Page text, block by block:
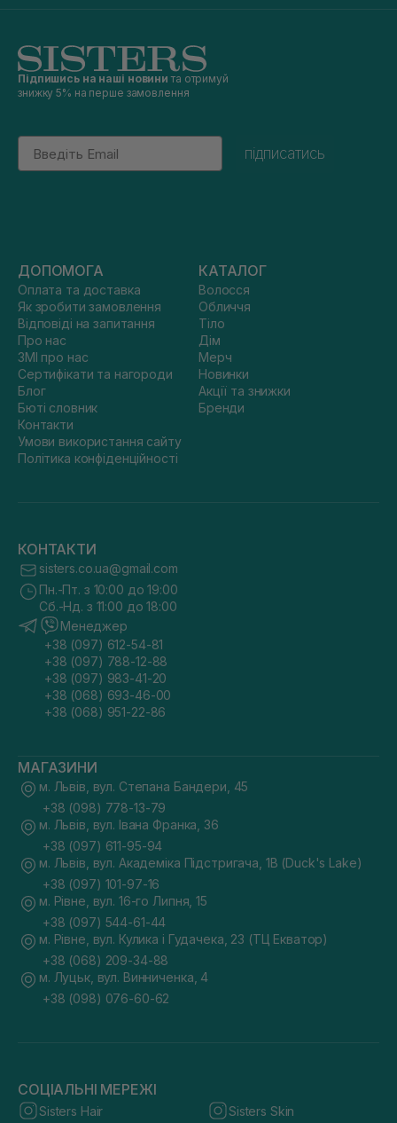
Підпишись на наші новини та отримуй
знижку 5% на перше замовлення
Email
підписатись
ДОПОМОГА
Оплата та доставка
Як зробити замовлення
Відповіді на запитання
Про нас
ЗМІ про нас
Сертифікати та нагороди
Блог
Бюті словник
Контакти
Умови використання сайту
Політика конфіденційності
КАТАЛОГ
Волосся
Обличчя
Тіло
Дім
Мерч
Новинки
Акції та знижки
Бренди
КОНТАКТИ
sisters.co.ua@gmail.com
Пн.-Пт. з 10:00 до 19:00
Сб.-Нд. з 11:00 до 18:00
Менеджер
+38 (097) 612-54-81
+38 (097) 788-12-88
+38 (097) 983-41-20
+38 (068) 693-46-00
+38 (068) 951-22-86
МАГАЗИНИ
м. Львів, вул. Степана Бандери, 45
+38 (098) 778-13-79
м. Львів, вул. Івана Франка, 36
+38 (097) 611-95-94
м. Львів, вул. Академіка Підстригача, 1В (Duck's Lake)
+38 (097) 101-97-16
м. Рівне, вул. 16-го Липня, 15
+38 (097) 544-61-44
м. Рівне, вул. Кулика і Гудачека, 23 (ТЦ Екватор)
+38 (068) 209-34-88
м. Луцьк, вул. Винниченка, 4
+38 (098) 076-60-62
СОЦІАЛЬНІ МЕРЕЖІ
Sisters Hair Sisters Skin